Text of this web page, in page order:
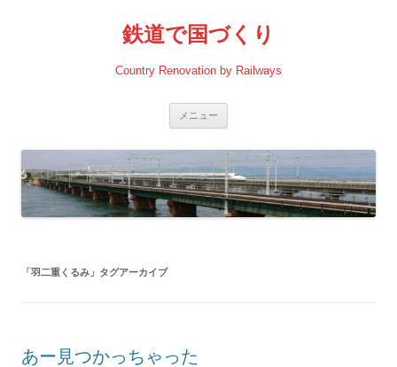
鉄道で国づくり
Country Renovation by Railways
メニュー
「羽二重くるみ 」タグアーカイブ
あー見つかっちゃった